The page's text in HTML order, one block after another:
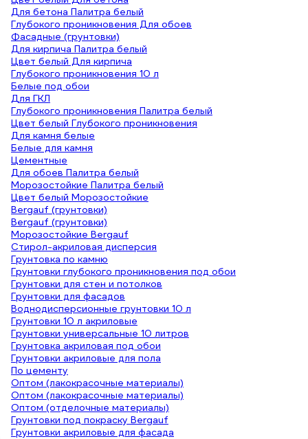
Для бетона Палитра белый
Глубокого проникновения Для обоев
Фасадные (грунтовки)
Для кирпича Палитра белый
Цвет белый Для кирпича
Глубокого проникновения 10 л
Белые под обои
Для ГКЛ
Глубокого проникновения Палитра белый
Цвет белый Глубокого проникновения
Для камня белые
Белые для камня
Цементные
Для обоев Палитра белый
Морозостойкие Палитра белый
Цвет белый Морозостойкие
Bergauf (грунтовки)
Bergauf (грунтовки)
Морозостойкие Bergauf
Стирол-акриловая дисперсия
Грунтовка по камню
Грунтовки глубокого проникновения под обои
Грунтовки для стен и потолков
Грунтовки для фасадов
Воднодисперсионные грунтовки 10 л
Грунтовки 10 л акриловые
Грунтовки универсальные 10 литров
Грунтовка акриловая под обои
Грунтовки акриловые для пола
По цементу
Оптом (лакокрасочные материалы)
Оптом (лакокрасочные материалы)
Оптом (отделочные материалы)
Грунтовки под покраску Bergauf
Грунтовки акриловые для фасада